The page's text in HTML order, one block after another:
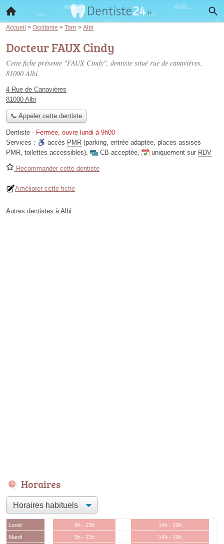
Accueil > Occitanie > Tarn > Albi
Docteur FAUX Cindy
Cette fiche présente "FAUX Cindy", dentiste situé rue de canavières,
81000 Albi.
4 Rue de Canavières
81000 Albi
📞 Appeler cette dentiste
Dentiste - Fermée, ouvre lundi à 9h00
Services :
accès PMR (parking, entrée adaptée, places assises
PMR, toilettes accessibles), CB acceptée, uniquement sur RDV
Recommander cette dentiste
Améliorer cette fiche
Autres dentistes à Albi
Horaires
Lundi 9h - 13h
14h - 19h
Mardi
9h - 13h
14h - 19h